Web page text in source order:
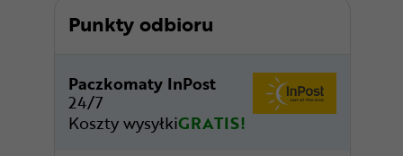
Punkty odbioru
Paczkomaty InPost
24/7
Koszty wysyłkiGRATIS!